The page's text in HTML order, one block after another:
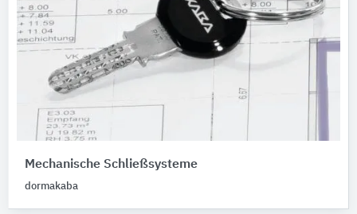
Mechanische Schließsysteme
dormakaba